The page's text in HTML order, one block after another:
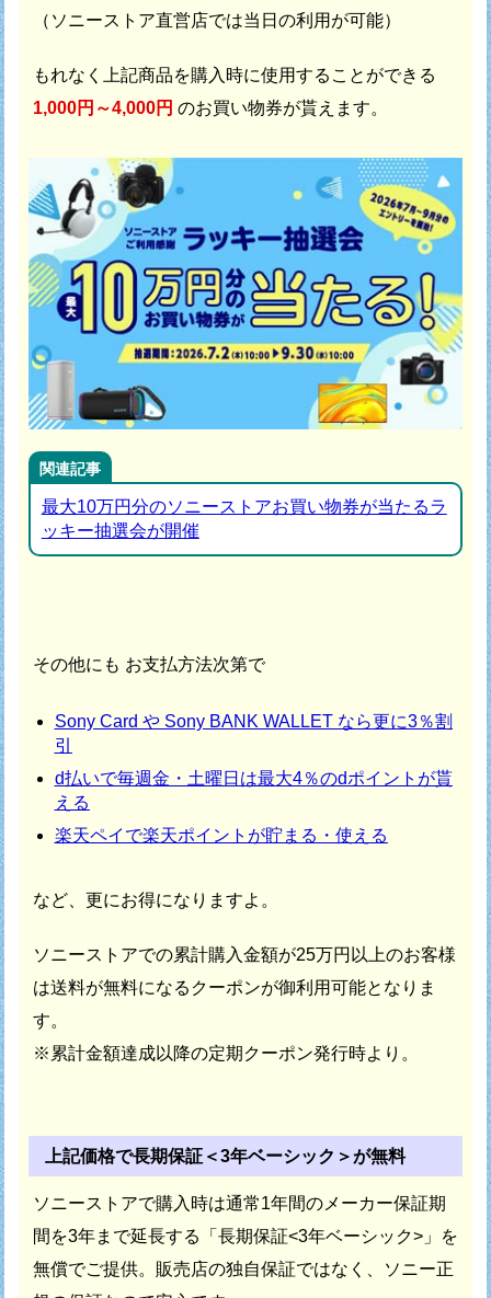
（ソニーストア直営店では当日の利用が可能）
もれなく上記商品を購入時に使用することができる
1,000円～4,000円 のお買い物券が貰えます。
関連記事
最大10万円分のソニーストアお買い物券が当たるラ
ッキー抽選会が開催
その他にも お支払方法次第で
Sony Card や Sony BANK WALLET なら更に3％割
引
d払いで毎週金・土曜日は最大4％のdポイントが貰
える
楽天ペイで楽天ポイントが貯まる・使える
など、更にお得になりますよ。
ソニーストアでの累計購入金額が25万円以上のお客様
は送料が無料になるクーポンが御利用可能となりま
す。
※累計金額達成以降の定期クーポン発行時より。
上記価格で長期保証＜3年ベーシック＞が無料
ソニーストアで購入時は通常1年間のメーカー保証期
間を3年まで延長する「長期保証<3年ベーシック>」を
無償でご提供。 販売店の独自保証ではなく、ソニー正